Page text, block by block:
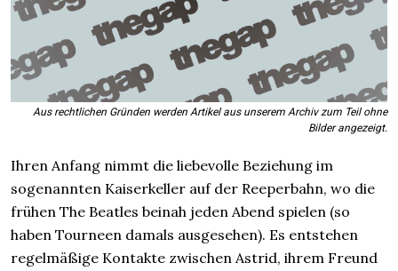
Aus rechtlichen Gründen werden Artikel aus unserem Archiv zum Teil ohne
Bilder angezeigt.
Ihren Anfang nimmt die liebevolle Beziehung im
sogenannten Kaiserkeller auf der Reeperbahn, wo die
frühen The Beatles beinah jeden Abend spielen (so
haben Tourneen damals ausgesehen). Es entstehen
regelmäßige Kontakte zwischen Astrid, ihrem Freund